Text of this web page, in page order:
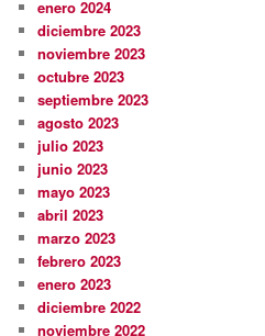
enero 2024
diciembre 2023
noviembre 2023
octubre 2023
septiembre 2023
agosto 2023
julio 2023
junio 2023
mayo 2023
abril 2023
marzo 2023
febrero 2023
enero 2023
diciembre 2022
noviembre 2022